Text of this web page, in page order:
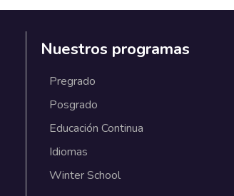
Nuestros programas
Pregrado
Posgrado
Educación Continua
Idiomas
Winter School